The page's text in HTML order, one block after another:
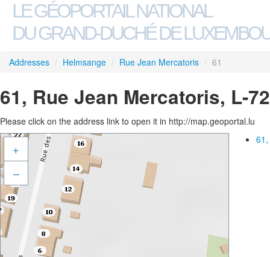
LE GÉOPORTAIL NATIONAL
DU GRAND-DUCHÉ DE
Addresses / Helmsange / Rue Jean Mercatoris / 61
61, Rue Jean Mercatoris, L-
Please click on the address link to open it in http://map.geoportal.lu
+
–